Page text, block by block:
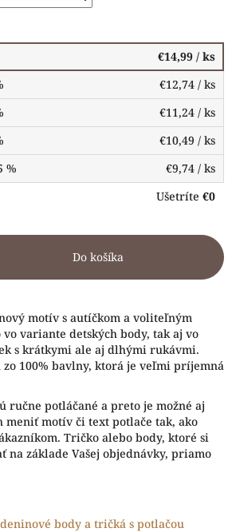
€14,99 / ks
€12,74 / ks
€11,24 / ks
€10,49 / ks
%
€9,74 / ks
Ušetríte €0
Do košíka
motív s autíčkom a voliteľným
variante detských body, tak aj vo
s krátkymi ale aj dlhými rukávmi.
zo 100% bavlny, ktorá je veľmi príjemná
ručne potláčané a preto je možné aj
motív či text potlače tak, ako
Tričko alebo body, ktoré si
na základe Vašej objednávky, priamo
body a tričká s potlačou